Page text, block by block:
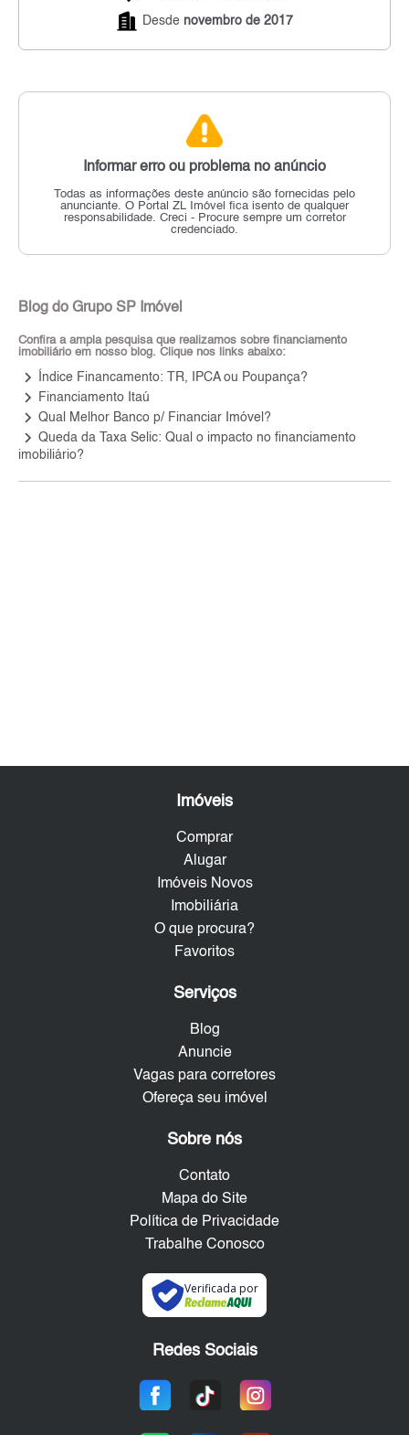
Desde novembro de 2017
Informar erro ou problema no anúncio
Todas as informações deste anúncio são fornecidas pelo
anunciante. O Portal ZL Imóvel fica isento de qualquer
responsabilidade. Creci - Procure sempre um corretor
credenciado.
Blog do Grupo SP Imóvel
Confira a ampla pesquisa que realizamos sobre financiamento
imobiliário em nosso blog. Clique nos links abaixo:
keyboard_arrow_right Índice Financamento: TR, IPCA ou Poupança?
keyboard_arrow_right Financiamento Itaú
keyboard_arrow_right Qual Melhor Banco p/ Financiar Imóvel?
keyboard_arrow_right Queda da Taxa Selic: Qual o impacto no financiamento
imobiliário?
Imóveis
Comprar
Alugar
Imóveis Novos
Imobiliária
O que procura?
Favoritos
Serviços
Blog
Anuncie
Vagas para corretores
Ofereça seu imóvel
Sobre nós
Contato
Mapa do Site
Política de Privacidade
Trabalhe Conosco
Verificada por
Redes Sociais